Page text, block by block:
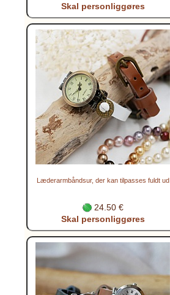
Skal personliggøres
Læderarmbåndsur, der kan tilpasses fuldt ud
24.50 €
Skal personliggøres